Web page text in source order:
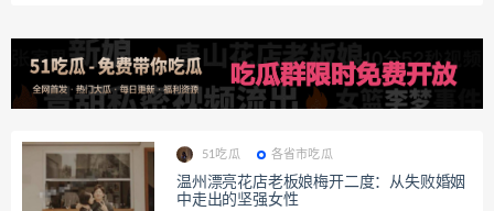
51吃瓜 各省市吃瓜
温州漂亮花店老板娘梅开二度：从失败婚姻
中走出的坚强女性